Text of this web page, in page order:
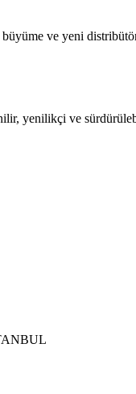
ve yeni
yenilikçi ve